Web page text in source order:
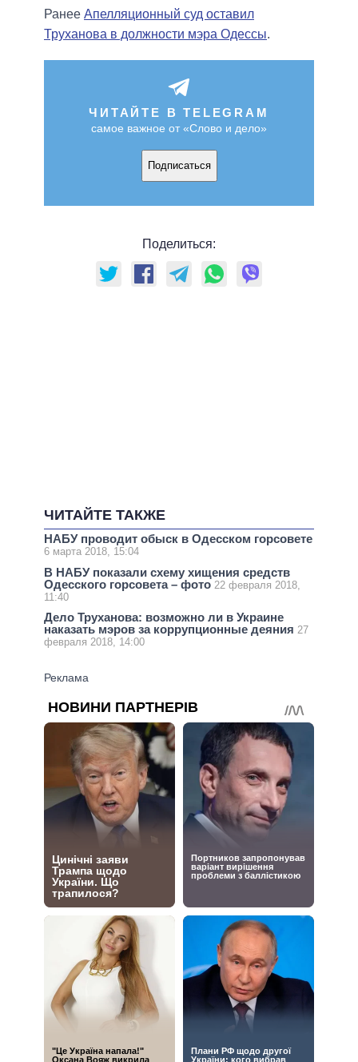
Ранее Апелляционный суд оставил
Труханова в должности мэра Одессы.
ЧИТАЙТЕ В TELEGRAM
самое важное от «Слово и дело»
Подписаться
Поделиться:
ЧИТАЙТЕ ТАКЖЕ
НАБУ проводит обыск в Одесском горсовете
6 марта 2018, 15:04
В НАБУ показали схему хищения средств
Одесского горсовета – фото 22 февраля 2018,
11:40
Дело Труханова: возможно ли в Украине
наказать мэров за коррупционные деяния 27
февраля 2018, 14:00